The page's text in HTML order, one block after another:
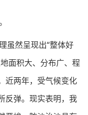
虽然呈现出“整体好
面积大、分布广、程
近两年，受气候变化
反弹。现实表明，我